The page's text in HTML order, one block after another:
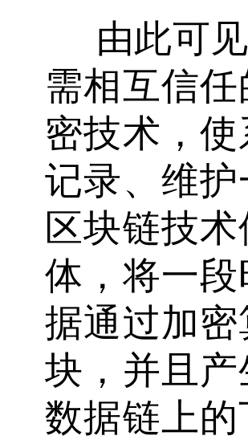
由此可
需相互信
密技术，
记录、维
区块链技
体，将一
据通过加
块，并且
数据链上